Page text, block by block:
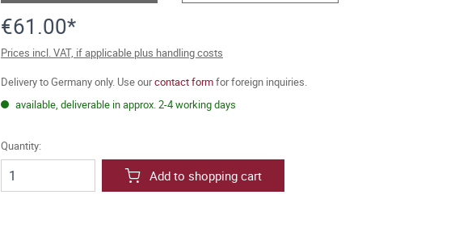
€61.00*
Prices incl. VAT, if applicable plus handling costs
Delivery to Germany only. Use ourcontact formfor foreign inquiries.
available, deliverable in approx. 2-4 working days
Quantity:
Add to shopping cart